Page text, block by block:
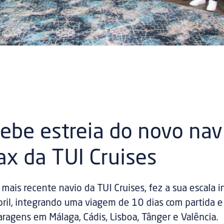
estreia do novo
da TUI Cruises
recente navio da TUI Cruises, fez a sua escala
integrando uma viagem de 10 dias com partida e
em Málaga, Cádis, Lisboa, Tânger e Valência.